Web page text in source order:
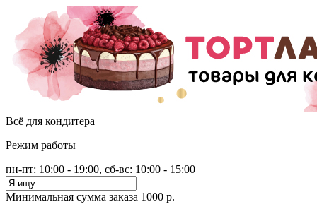
Всё для кондитера
Режим работы
пн-пт: 10:00 - 19:00, сб-вс: 10:00 - 15:00
Минимальная сумма заказа 1000 р.